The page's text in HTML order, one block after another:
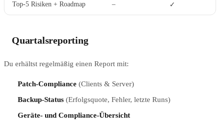
Top-5 Risiken + Roadmap – ✓
Quartalsreporting
Du erhältst regelmäßig einen Report mit:
Patch-Compliance (Clients & Server)
Backup-Status (Erfolgsquote, Fehler, letzte Runs)
Geräte- und Compliance-Übersicht